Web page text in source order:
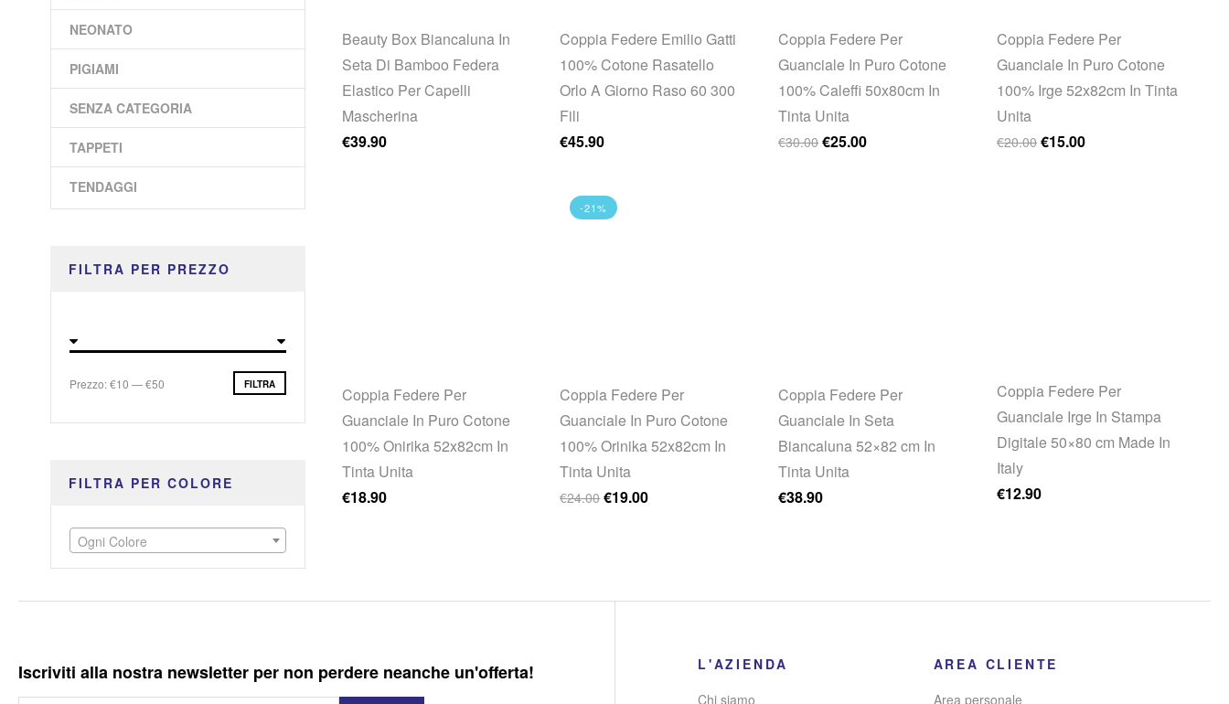
Beauty Box Biancaluna In
Seta Di Bamboo Federa
Elastico Per Capelli
Mascherina
€39.90
Coppia Federe Emilio Gatti
100% Cotone Rasatello
Orlo A Giorno Raso 60 300
Fili
€45.90
Coppia Federe Per
Guanciale In Puro Cotone
100% Caleffi 50x80cm In
Tinta Unita
€30.00Il prezzo originale era: €30.00.
€25.00Il prezzo attuale è: €25.00.
Coppia Federe Per
Guanciale In Puro Cotone
100% Irge 52x82cm In Tinta
Unita
€20.00 Il prezzo originale era:
€15.00Il prezzo attuale è:
Coppia Federe Per
Guanciale In Puro Cotone
100% Onirika 52x82cm In
Tinta Unita
€18.90
-21%
Coppia Federe Per
Guanciale In Puro Cotone
100% Orinika 52x82cm In
Tinta Unita
€24.00Il prezzo originale era: €24.00.
€19.00Il prezzo attuale è: €19.00.
Coppia Federe Per
Guanciale In Seta
Biancaluna 52×82 cm In
Tinta Unita
€38.90
Coppia Federe Per
Guanciale Irge In Stampa
Digitale 50×80 cm Made In
Italy
€12.90
NEONATO
PIGIAMI
SENZA CATEGORIA
TAPPETI
TENDAGGI
FILTRA PER PREZZO
Prezzo Min
Prezzo Max FILTRA
Prezzo:€10 —€50
FILTRA PER COLORE
Ogni Colore
Iscriviti alla nostra newsletter per non perdere neanche un'offerta!
L'AZIENDA
Chi siamo
AREA CLIENTE
Area personale